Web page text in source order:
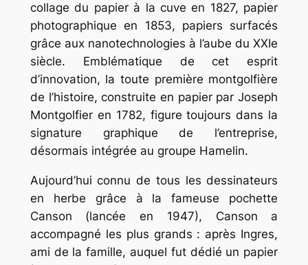
collage du papier à la cuve en 1827, papier
photographique en 1853, papiers surfacés
grâce aux nanotechnologies à l’aube du XXIe
siècle. Emblématique de cet esprit
d’innovation, la toute première montgolfière
de l’histoire, construite en papier par Joseph
Montgolfier en 1782, figure toujours dans la
signature graphique de l’entreprise,
désormais intégrée au groupe Hamelin.
Aujourd’hui connu de tous les dessinateurs
en herbe grâce à la fameuse pochette
Canson (lancée en 1947), Canson a
accompagné les plus grands : après Ingres,
ami de la famille, auquel fut dédié un papier